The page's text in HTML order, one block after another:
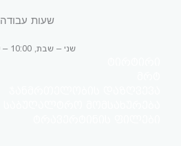
שעות עבודה
שני – שבת, 10:00 – 19:00